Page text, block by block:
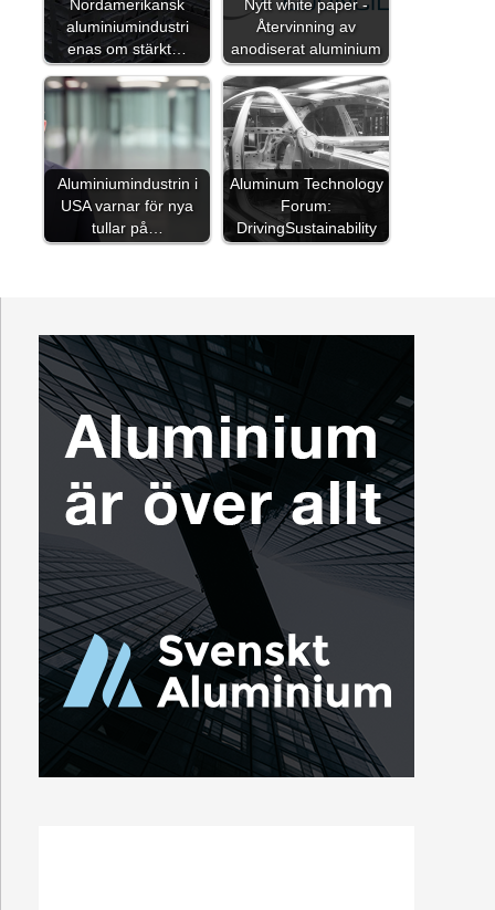
Nordamerikansk
aluminiumindustri
enas om stärkt…
Nytt white paper -
Återvinning av
anodiserat aluminium
Aluminiumindustrin i
USA varnar för nya
tullar på…
Aluminum Technology
Forum:
DrivingSustainability